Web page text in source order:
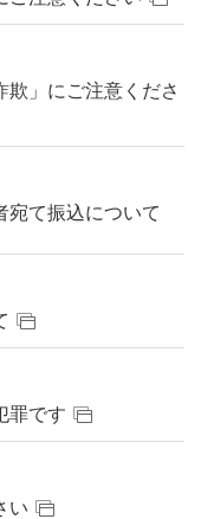
欺」にご注意くださ
宛て振込について
罪です
い